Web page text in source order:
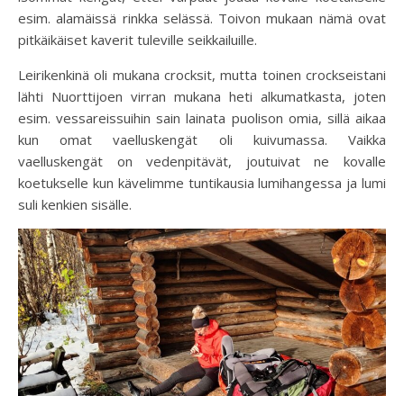
esim. alamäissä rinkka selässä. Toivon mukaan nämä ovat
pitkäikäiset kaverit tuleville seikkailuille.
Leirikenkinä oli mukana crocksit, mutta toinen crockseistani
lähti Nuorttijoen virran mukana heti alkumatkasta, joten
esim. vessareissuihin sain lainata puolison omia, sillä aikaa
kun omat vaelluskengät oli kuivumassa. Vaikka
vaelluskengät on vedenpitävät, joutuivat ne kovalle
koetukselle kun kävelimme tuntikausia lumihangessa ja lumi
suli kenkien sisälle.